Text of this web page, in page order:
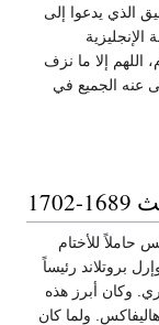
الذي يدعوا إلى
اللهم إلا ما نزف
عنه الجميع في
حاملاً للأختام
بروتلاند رئيساً
وكان أبرز هذه
ولما كان